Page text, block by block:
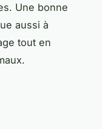
Une bonne
aussi à
tout en